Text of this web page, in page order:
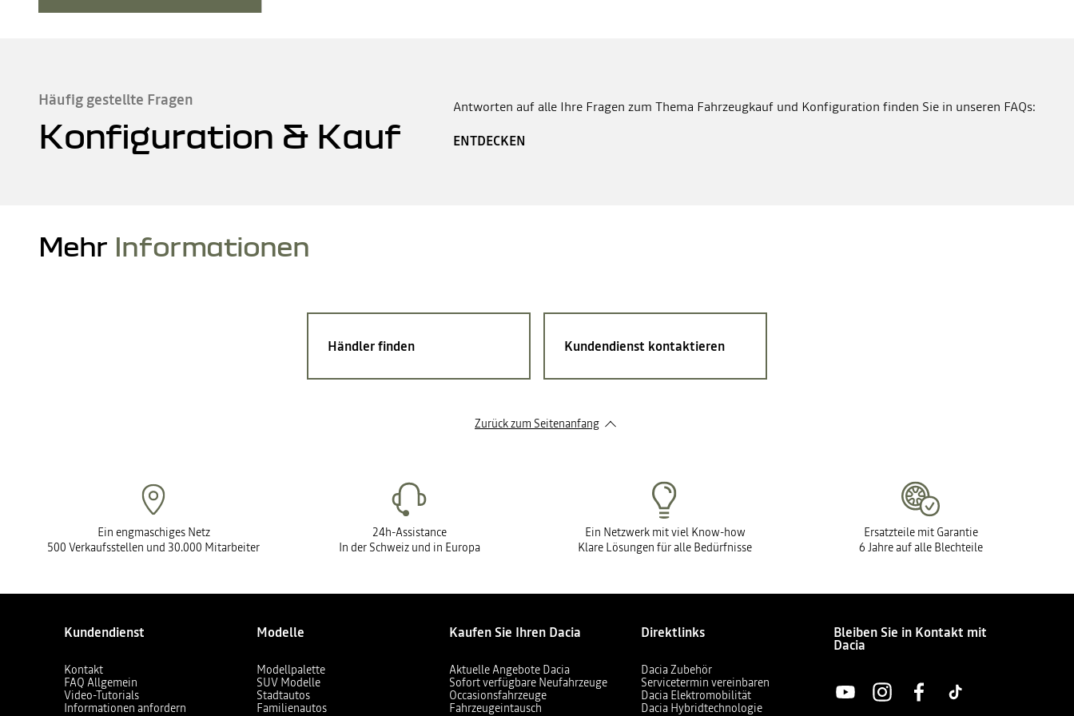
Häufig gestellte Fragen
Konfiguration & Kauf
Antworten auf alle Ihre Fragen zum Thema Fahrzeugkauf und Konfiguration finden Sie in unseren FAQs:
ENTDECKEN
Mehr Informationen
Händler finden Kundendienst kontaktieren
Zurück zum Seitenanfang
Ein engmaschiges Netz
500 Verkaufsstellen und 30.000 Mitarbeiter
24h-Assistance
In der Schweiz und in Europa
Ein Netzwerk mit viel Know-how
Klare Lösungen für alle Bedürfnisse
Ersatzteile mit Garantie
6 Jahre auf alle Blechteile
Kundendienst
Kontakt
FAQ Allgemein
Video-Tutorials
Informationen anfordern
Modelle
Modellpalette
SUV Modelle
Stadtautos
Familienautos
Kaufen Sie Ihren Dacia
Aktuelle Angebote Dacia
Sofort verfügbare Neufahrzeuge
Occasionsfahrzeuge
Fahrzeugeintausch
Direktlinks
Dacia Zubehör
Servicetermin vereinbaren
Dacia Elektromobilität
Dacia Hybridtechnologie
Bleiben Sie in Kontakt mit
Dacia